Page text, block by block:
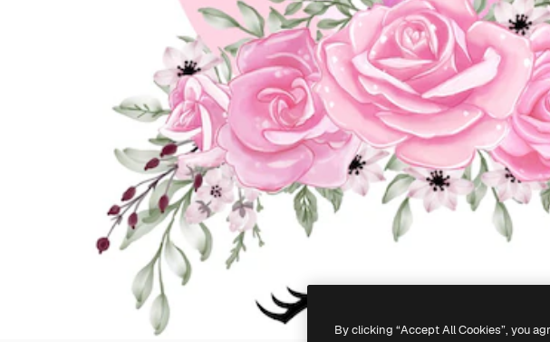
By clicking “Accept All Cookies”, you